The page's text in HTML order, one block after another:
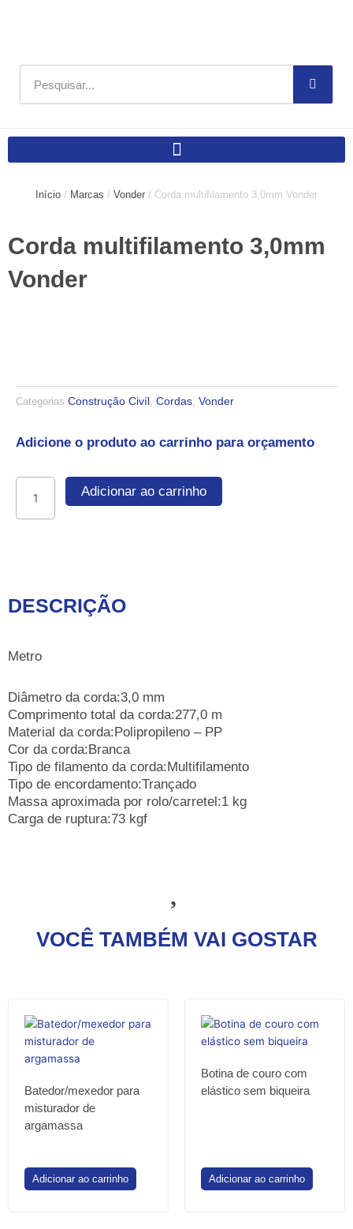
Pesquisar
Início / Marcas / Vonder / Corda multifilamento 3,0mm Vonder
Corda multifilamento 3,0mm
Vonder
Categorias Construção Civíl Cordas Vonder
Adicione o produto ao carrinho para orçamento
multifilamento
3,0mm
Adicionar ao carrinho
DESCRIÇÃO
Metro
Diâmetro da corda:3,0 mm
Comprimento total da corda:277,0 m
Material da corda:Polipropileno – PP
Cor da corda:Branca
Tipo de filamento da corda:Multifilamento
Tipo de encordamento:Trançado
Massa aproximada por rolo/carretel:1 kg
Carga de ruptura:73 kgf
VOCÊ TAMBÉM VAI GOSTAR
Batedor/mexedor para
misturador de
argamassa
Adicionar ao carrinho
Botina de couro com
elástico sem biqueira
Adicionar ao carrinho